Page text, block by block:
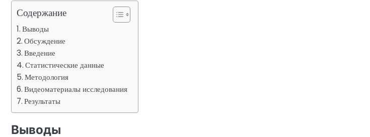
Содержание
Выводы
Обсуждение
Введение
Статистические данные
Методология
Видеоматериалы исследования
Результаты
Выводы